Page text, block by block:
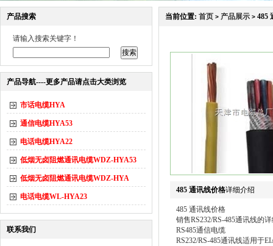
产品搜索
请输入搜索关键字！
产品导航----更多产品请点击大类浏览
市话电缆HYA
通信电缆HYA53
电话电缆HYA22
低烟无卤阻燃通讯电缆WDZ-HYA53
低烟无卤阻燃通讯电缆WDZ-HYA
电话电缆WL-HYA23
联系我们
当前位置: 首页 > 产品展示 > 485
485 通讯线价格详细介绍
485 通讯线价格
销售RS232/RS-485通讯线的
RS485通信电缆
RS232/RS-485通讯线适用于